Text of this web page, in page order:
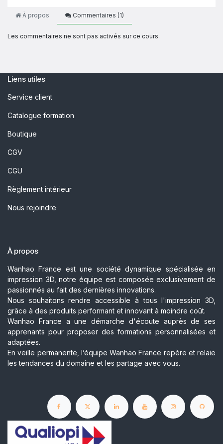
À propos Commentaires (1)
Les commentaires ne sont pas activés sur ce cours.
Liens utiles
Service client
Catalogue formation
Boutique
CGV
CGU
Règlement intérieur
Nous rejoindre
À propos
Wanhao France est une société dynamique spécialisée en
impression 3D, notre équipe est composée exclusivement de
passionnés au fait des dernières innovations.
Nous souhaitons rendre accessible à tous l'impression 3D,
grâce à des produits performant et innovant à moindre coût.
Wanhao France a une démarche d'écoute auprès de ses
apprenants pour proposer des formations personnalisées et
adaptées.
En veille permanente, l’équipe Wanhao France repère et relaie
les tendances du domaine et les partage avec vous.